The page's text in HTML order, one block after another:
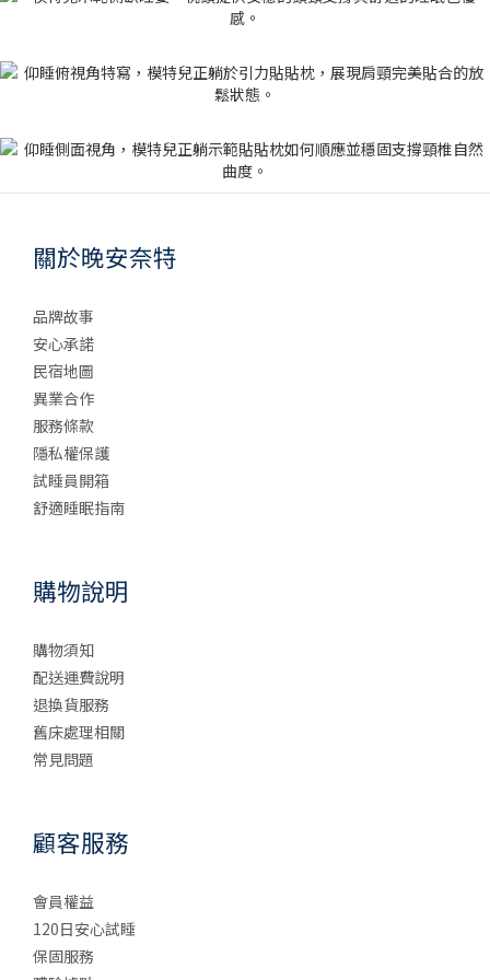
關於晚安奈特
品牌故事
安心承諾
民宿地圖
異業合作
服務條款
隱私權保護
試睡員開箱
舒適睡眠指南
購物說明
購物須知
配送運費說明
退換貨服務
舊床處理相關
常見問題
顧客服務
會員權益
120日安心試睡
保固服務